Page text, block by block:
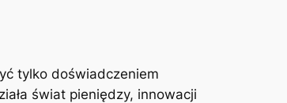
tylko doświadczeniem
świat pieniędzy, innowacji